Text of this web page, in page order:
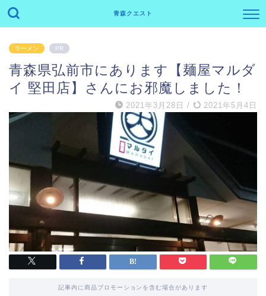
青森クエスト
ラーメン PR
青森県弘前市にあります【麺屋マルダ
イ 堅田店】さんにお邪魔しました！
2021年3月28日 / 2021年5月4日
記事内に商品プロモーションを含む場合があります